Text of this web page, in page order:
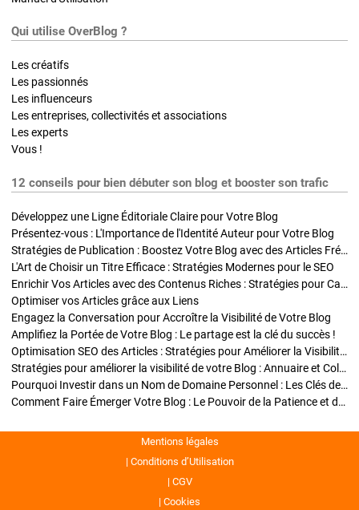
Qui utilise OverBlog ?
Les créatifs
Les passionnés
Les influenceurs
Les entreprises, collectivités et associations
Les experts
Vous !
12 conseils pour bien débuter son blog et booster son trafic
Développez une Ligne Éditoriale Claire pour Votre Blog
Présentez-vous : L'Importance de l'Identité Auteur pour Votre Blog
Stratégies de Publication : Boostez Votre Blog avec des Articles Fréquents et Exclusifs
L'Art de Choisir un Titre Efficace : Stratégies Modernes pour le SEO
Enrichir Vos Articles avec des Contenus Riches : Stratégies pour Captiver et Optimiser
Optimiser vos Articles grâce aux Liens
Engagez la Conversation pour Accroître la Visibilité de Votre Blog
Amplifiez la Portée de Votre Blog : Le partage est la clé du succès !
Optimisation SEO des Articles : Stratégies pour Améliorer la Visibilité de Votre Blog
Stratégies pour améliorer la visibilité de votre Blog : Annuaire et Collaborations
Pourquoi Investir dans un Nom de Domaine Personnel : Les Clés de la Réussite de Votre Blog
Comment Faire Émerger Votre Blog : Le Pouvoir de la Patience et de la Persévérance
Mentions légales
Conditions d’Utilisation
CGV
Cookies